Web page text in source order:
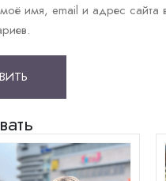
имя, email и адрес